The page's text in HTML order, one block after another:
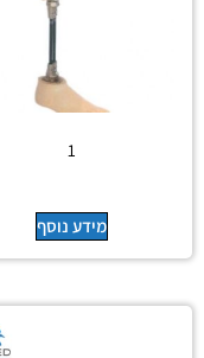
1
מידע נוסף